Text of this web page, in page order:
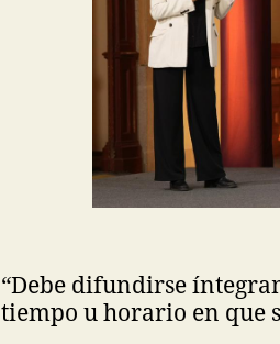
“Debe difundirse
tiempo u horario en que